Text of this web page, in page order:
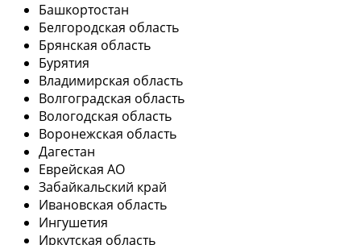
Башкортостан
Белгородская область
Брянская область
Бурятия
Владимирская область
Волгоградская область
Вологодская область
Воронежская область
Дагестан
Еврейская АО
Забайкальский край
Ивановская область
Ингушетия
Иркутская область